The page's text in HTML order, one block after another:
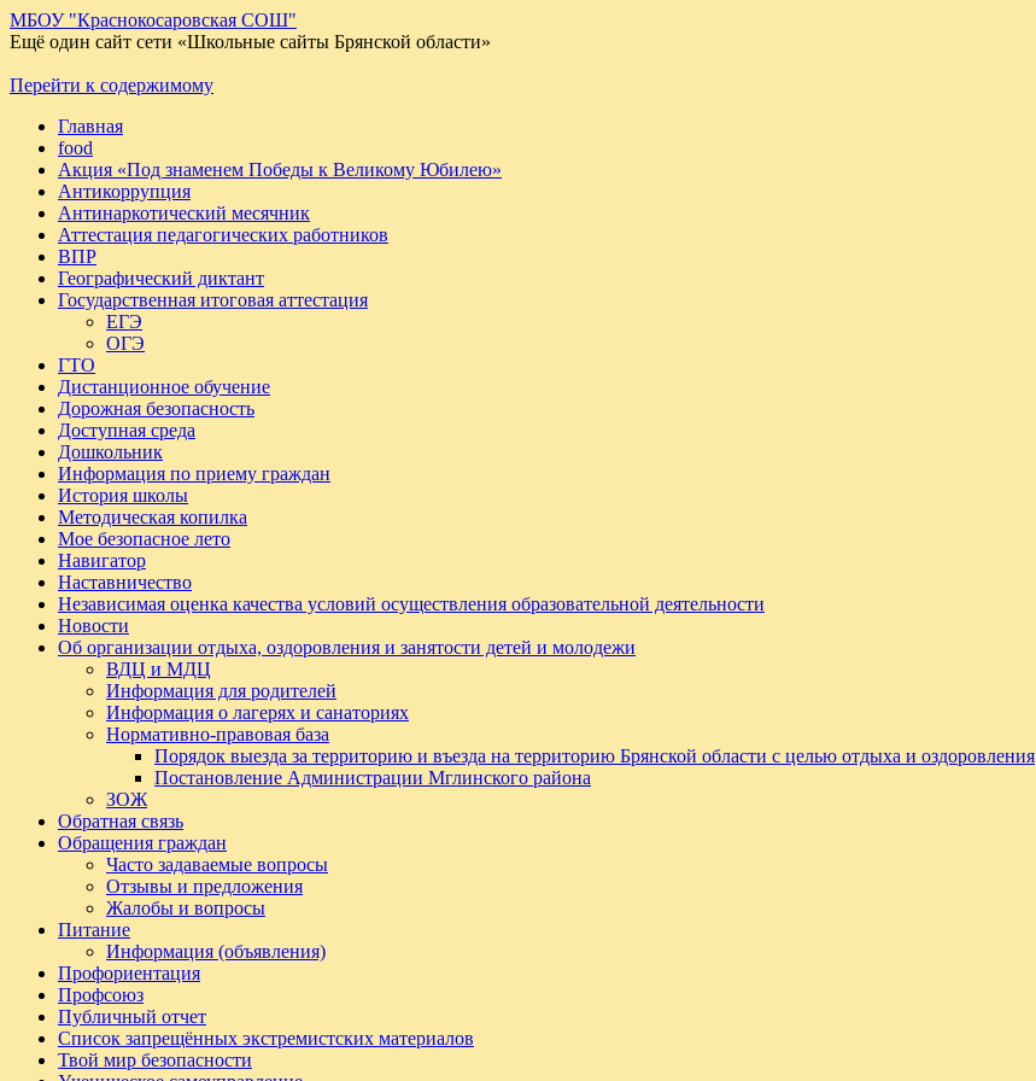
МБОУ "Краснокосаровская СОШ"
Ещё один сайт сети «Школьные сайты Брянской области»
Перейти к содержимому
Главная
food
Акция «Под знаменем Победы к Великому Юбилею»
Антикоррупция
Антинаркотический месячник
Аттестация педагогических работников
ВПР
Географический диктант
Государственная итоговая аттестация
ЕГЭ
ОГЭ
ГТО
Дистанционное обучение
Дорожная безопасность
Доступная среда
Дошкольник
Информация по приему граждан
История школы
Методическая копилка
Мое безопасное лето
Навигатор
Наставничество
Независимая оценка качества условий осуществления образовательной деятельности
Новости
Об организации отдыха, оздоровления и занятости детей и молодежи
ВДЦ и МДЦ
Информация для родителей
Информация о лагерях и санаториях
Нормативно-правовая база
Порядок выезда за территорию и въезда на территорию Брянской области с целью отдыха и оздоровления
Постановление Администрации Мглинского района
ЗОЖ
Обратная связь
Обращения граждан
Часто задаваемые вопросы
Отзывы и предложения
Жалобы и вопросы
Питание
Информация (объявления)
Профориентация
Профсоюз
Публичный отчет
Список запрещённых экстремистских материалов
Твой мир безопасности